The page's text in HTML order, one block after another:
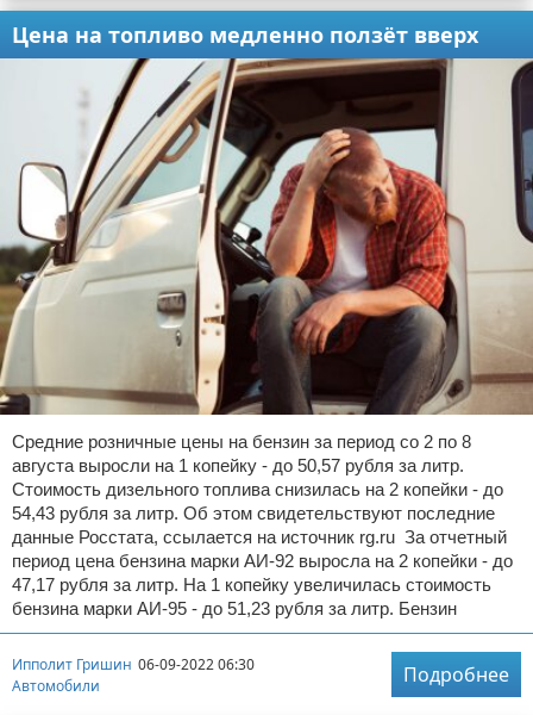
Цена на топливо медленно ползёт вверх
Средние розничные цены на бензин за период со 2 по 8
августа выросли на 1 копейку - до 50,57 рубля за литр.
Стоимость дизельного топлива снизилась на 2 копейки - до
54,43 рубля за литр. Об этом свидетельствуют последние
данные Росстата, ссылается на источник rg.ru За отчетный
период цена бензина марки АИ-92 выросла на 2 копейки - до
47,17 рубля за литр. На 1 копейку увеличилась стоимость
бензина марки АИ-95 - до 51,23 рубля за литр. Бензин
Ипполит Гришин 06-09-2022 06:30
Автомобили
Подробнее